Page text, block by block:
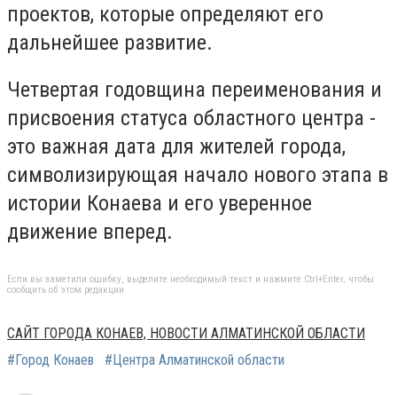
проектов, которые определяют его
дальнейшее развитие.
Четвертая годовщина переименования и
присвоения статуса областного центра -
это важная дата для жителей города,
символизирующая начало нового этапа в
истории Конаева и его уверенное
движение вперед.
Если вы заметили ошибку, выделите необходимый текст и нажмите Ctrl+Enter, чтобы
сообщить об этом редакции
САЙТ ГОРОДА КОНАЕВ, НОВОСТИ АЛМАТИНСКОЙ ОБЛАСТИ
#Город Конаев
#Центра Алматинской области